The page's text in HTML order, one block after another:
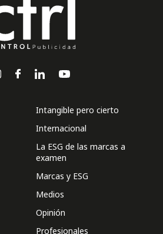
Intangible pero cierto
Internacional
La ESG de las marcas a
examen
Marcas y ESG
Medios
Opinión
Profesionales